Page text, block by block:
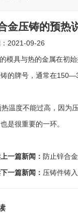
金压铸的预热
2021-09-26
模具与热的金属在初
的牌号，通常在
温度不能过高，因为
是很重要的一环。
一篇新闻： 防止锌合
一篇新闻： 压铸件铸